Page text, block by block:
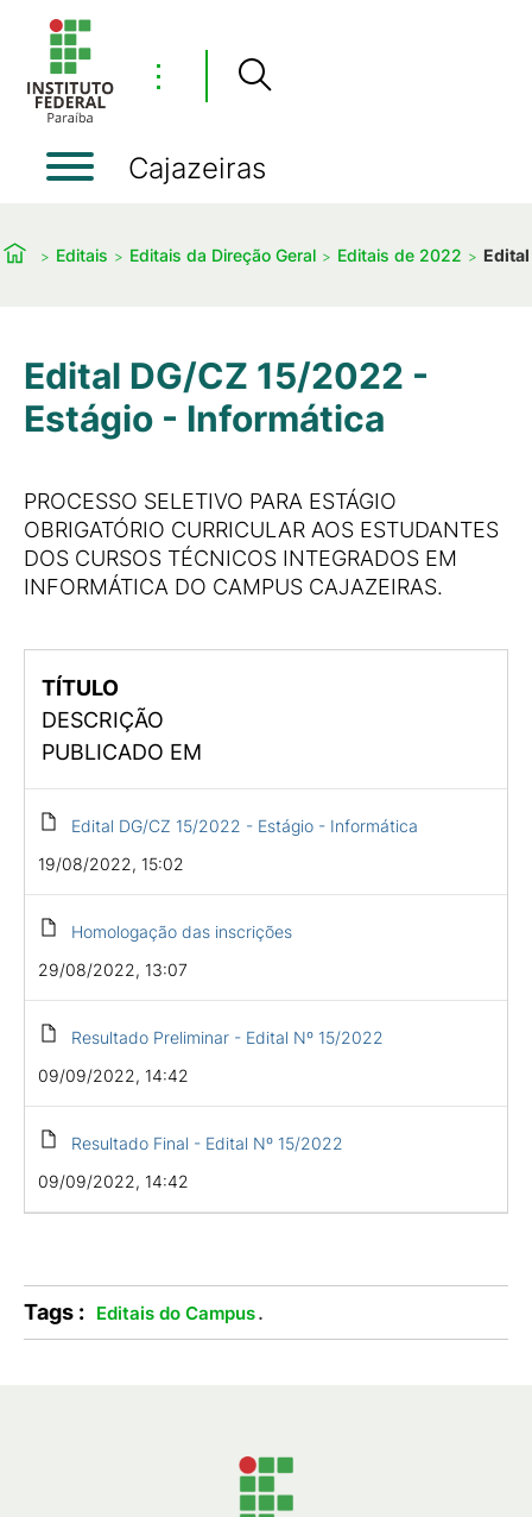
⋮
Cajazeiras
Editais Editais da Direção Geral Editais de 2022
Edital DG/CZ 15/2022 -
Estágio - Informática
PROCESSO SELETIVO PARA ESTÁGIO
OBRIGATÓRIO CURRICULAR AOS ESTUDANTES
DOS CURSOS TÉCNICOS INTEGRADOS EM
INFORMÁTICA DO CAMPUS CAJAZEIRAS.
TÍTULO
DESCRIÇÃO
PUBLICADO EM
Edital DG/CZ 15/2022 - Estágio - Informática
19/08/2022, 15:02
Homologação das inscrições
29/08/2022, 13:07
Resultado Preliminar - Edital Nº 15/2022
09/09/2022, 14:42
Resultado Final - Edital Nº 15/2022
09/09/2022, 14:42
Tags : Editais do Campus.